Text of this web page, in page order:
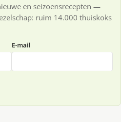
en seizoensrecepten —
ruim 14.000 thuiskoks
E-mail